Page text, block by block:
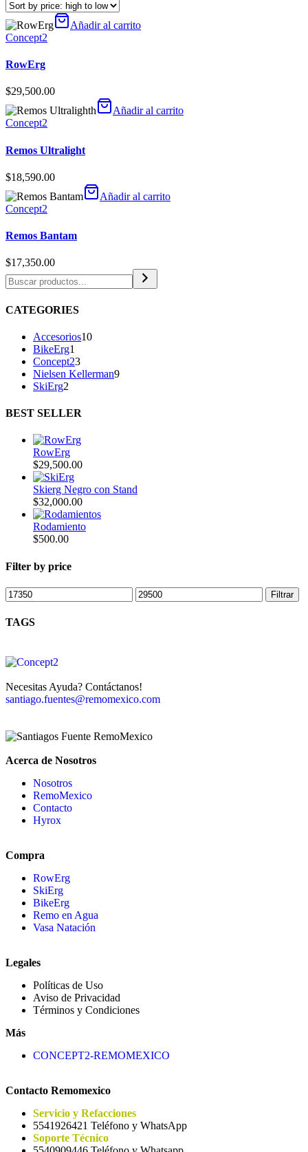
Añadir al carrito
Concept2
RowErg
$29,500.00
Añadir al carrito
Concept2
Remos Ultralight
$18,590.00
Añadir al carrito
Concept2
Remos Bantam
$17,350.00
CATEGORIES
Accesorios10
BikeErg1
Concept23
Nielsen Kellerman9
SkiErg2
BEST SELLER
RowErg
$29,500.00
Skierg Negro con Stand
$32,000.00
Rodamiento
$500.00
Filter by price
Filtrar
TAGS
Necesitas Ayuda? Contáctanos!
santiago.fuentes@remomexico.com
Acerca de Nosotros
Nosotros
RemoMexico
Contacto
Hyrox
Compra
RowErg
SkiErg
BikeErg
Remo en Agua
Vasa Natación
Legales
Políticas de Uso
Aviso de Privacidad
Términos y Condiciones
Más
CONCEPT2-REMOMEXICO
Contacto Remomexico
Servicio y Refacciones
5541926421 Teléfono y WhatsApp
Soporte Técnico